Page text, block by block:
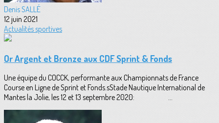
Denis SALLÉ
12 juin 2021
Actualités sportives
Or Argent et Bronze aux CDF Sprint & Fonds
Une équipe du COCCK, performante aux Championnats de France
Course en Ligne de Sprint et Fonds.sStade Nautique International de
Mantes la Jolie, les 12 et 13 septembre 2020: ...